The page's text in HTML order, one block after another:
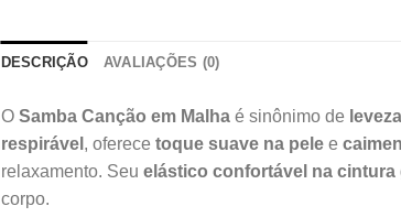
DESCRIÇÃO AVALIAÇÕES (0)
O Samba Canção em Malhaé sinônimo de
respirável , oferece toque suave na pelee
relaxamento. Seu elástico confortável na cintura
corpo.